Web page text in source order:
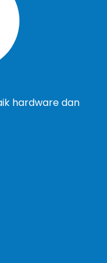
hardware dan